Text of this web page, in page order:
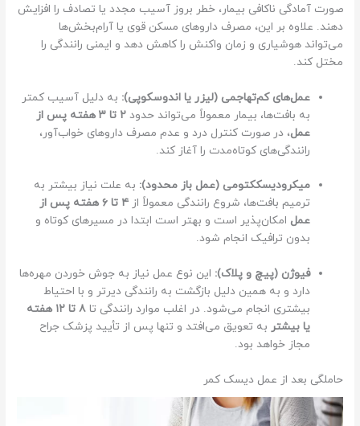
صورت آمادگی ناکافی بیمار، خطر بروز آسیب مجدد یا تصادف را افزایش
دهند. علاوه بر این، مصرف داروهای مسکن قوی یا آرام‌بخش‌ها
می‌تواند هوشیاری و زمان واکنش را کاهش دهد و ایمنی رانندگی را
مختل کند.
عمل‌های کم‌تهاجمی (لیزر یا اندوسکوپی): به دلیل آسیب کمتر
به بافت‌ها، بیمار معمولاً می‌تواند حدود
۲ تا ۳ هفته پس از
عمل، در صورت کنترل درد و عدم مصرف داروهای خواب‌آور،
رانندگی‌های کوتاه‌مدت را آغاز کند.
میکرودیسککتومی (عمل باز محدود): به علت نیاز بیشتر به
ترمیم بافت‌ها، شروع رانندگی معمولاً از
۴ تا ۶ هفته پس از
عمل امکان‌پذیر است و بهتر است ابتدا در مسیرهای کوتاه و
بدون ترافیک انجام شود.
فیوژن (پیچ و پلاک): این نوع عمل نیاز به جوش خوردن مهره‌ها
دارد و به همین دلیل بازگشت به رانندگی دیرتر و با احتیاط
بیشتری انجام می‌شود. در اغلب موارد رانندگی تا
۸ تا ۱۲ هفته
یا بیشتر به تعویق می‌افتد و تنها پس از تأیید پزشک جراح
مجاز خواهد بود.
حاملگی بعد از عمل دیسک کمر